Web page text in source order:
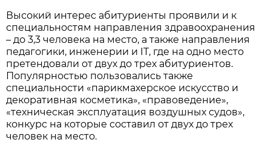
Высокий интерес абитуриенты проявили и к
специальностям направления здравоохранения
– до 3,3 человека на место, а также направления
педагогики, инженерии и IT, где на одно место
претендовали от двух до трех абитуриентов.
Популярностью пользовались также
специальности «парикмахерское искусство и
декоративная косметика», «правоведение»,
«техническая эксплуатация воздушных судов»,
конкурс на которые составил от двух до трех
человек на место.